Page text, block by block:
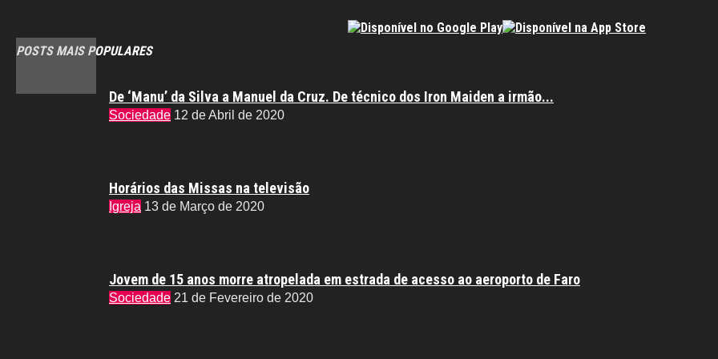
POSTS MAIS POPULARES
De ‘Manu’ da Silva a Manuel da Cruz. De técnico dos Iron Maiden a irmão...
Sociedade 12 de Abril de 2020
Horários das Missas na televisão
Igreja 13 de Março de 2020
Jovem de 15 anos morre atropelada em estrada de acesso ao aeroporto de Faro
Sociedade 21 de Fevereiro de 2020